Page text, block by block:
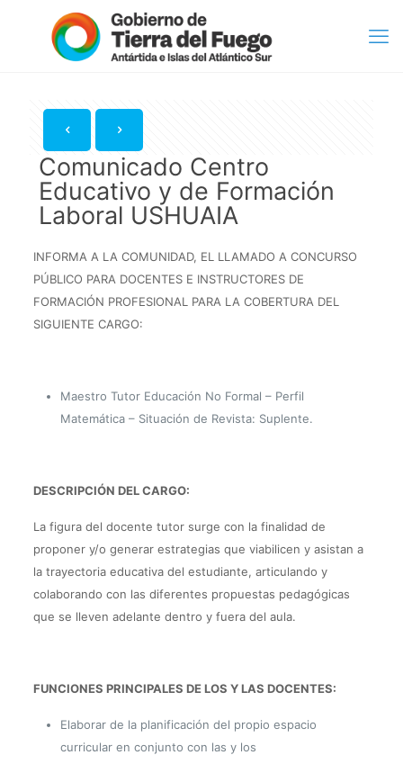
Comunicado Centro
Educativo y de Formación
Laboral USHUAIA
INFORMA A LA COMUNIDAD, EL LLAMADO A CONCURSO
PÚBLICO PARA DOCENTES E INSTRUCTORES DE
FORMACIÓN PROFESIONAL PARA LA COBERTURA DEL
SIGUIENTE CARGO:
Maestro Tutor Educación No Formal – Perfil
Matemática – Situación de Revista: Suplente.
DESCRIPCIÓN DEL CARGO:
La figura del docente tutor surge con la finalidad de
proponer y/o generar estrategias que viabilicen y asistan a
la trayectoria educativa del estudiante, articulando y
colaborando con las diferentes propuestas pedagógicas
que se lleven adelante dentro y fuera del aula.
FUNCIONES PRINCIPALES DE LOS Y LAS DOCENTES:
Elaborar de la planificación del propio espacio
curricular en conjunto con las y los